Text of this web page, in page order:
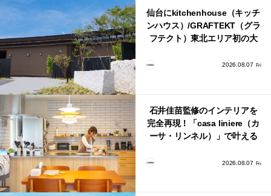
仙台にkitchenhouse（キッチ
ンハウス）/GRAFTEKT（グラ
フテクト）東北エリア初の大
2026.08.07 Fri
石井佳苗監修のインテリアを
完全再現！「casa liniere（カ
ーサ・リンネル）」で叶える
2026.08.07 Fri